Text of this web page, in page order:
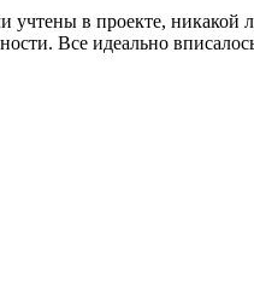
в проекте, никакой
Все идеально